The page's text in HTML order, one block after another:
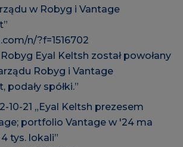
w Robyg i Vantage
n/?f=1516702
Eyal Keltsh został powołany
Robyg i Vantage
podały spółki.”
10-21 „Eyal Keltsh prezesem
portfolio Vantage w '24 ma
tys. lokali”